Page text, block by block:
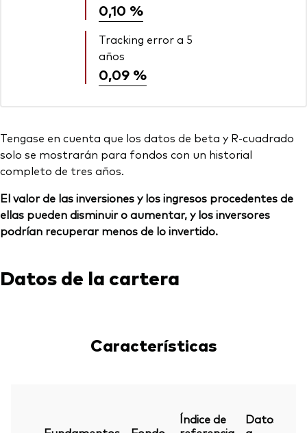
0,10 %
Tracking error a 5
años
0,09 %
Tengase en cuenta que los datos de beta y R-cuadrado
solo se mostrarán para fondos con un historial
completo de tres años.
El valor de las inversiones y los ingresos procedentes de
ellas pueden disminuir o aumentar, y los inversores
podrían recuperar menos de lo invertido.
Datos de la cartera
Características
Índice de
Datos